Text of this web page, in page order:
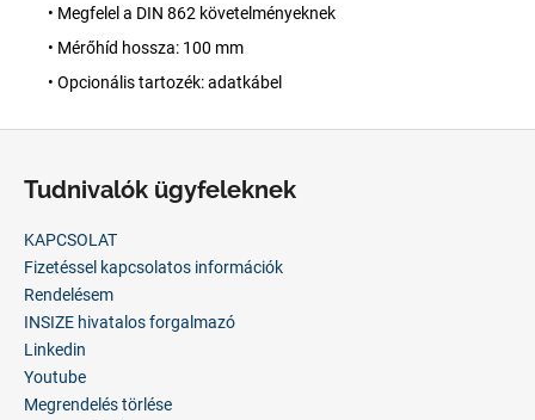
• Megfelel a DIN 862 követelményeknek
• Mérőhíd hossza: 100 mm
• Opcionális tartozék: adatkábel
Tudnivalók ügyfeleknek
KAPCSOLAT
Fizetéssel kapcsolatos információk
Rendelésem
INSIZE hivatalos forgalmazó
Linkedin
Youtube
Megrendelés törlése